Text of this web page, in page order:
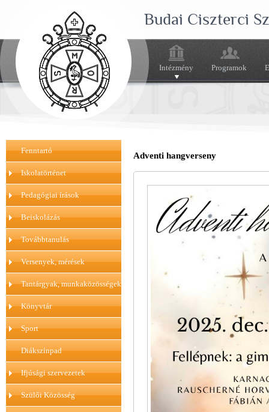
Budai Ciszterci
Intézmény Programok
Fenntartó
Iskolatörténet
Pedagógiai írások
Beiskolázás
Továbbtanulás
Versenyek, mérések
Tantárgyak, munkaközösségek
Könyvtár
Sport
Diákszínpad
Ifjúsági szervezetek
Szülői Közösség
Adventi hangverseny